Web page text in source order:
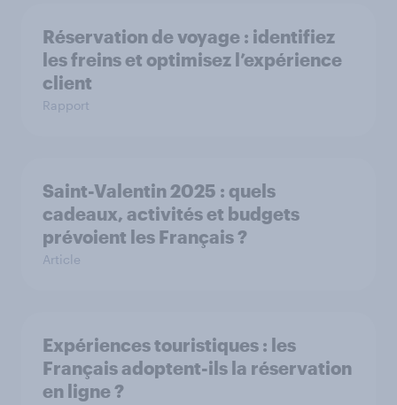
Réservation de voyage : identifiez
les freins et optimisez l’expérience
client
Rapport
Saint-Valentin 2025 : quels
cadeaux, activités et budgets
prévoient les Français ?
Article
Expériences touristiques : les
Français adoptent-ils la réservation
en ligne ?